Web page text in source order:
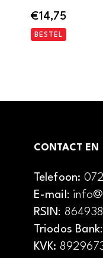
€14,75
BESTEL
CONTACT EN
Telefoon:
E-mail:
RSIN:
Triodos Bank
KVK: